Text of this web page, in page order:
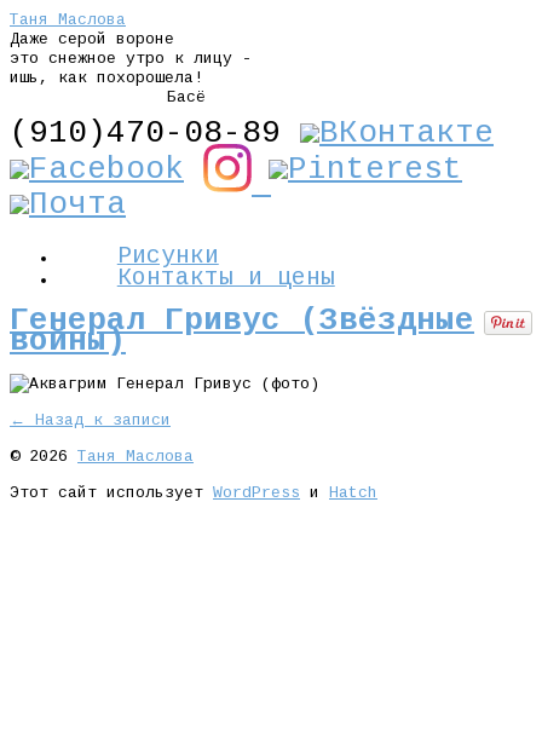
Таня Маслова
Даже серой вороне
это снежное утро к лицу -
ишь, как похорошела!
Басё
(910)470-08-89
Рисунки
Контакты и цены
Генерал Гривус (Звёздные
войны)
← Назад к записи
© 2026 Таня Маслова
Этот сайт использует WordPress и Hatch